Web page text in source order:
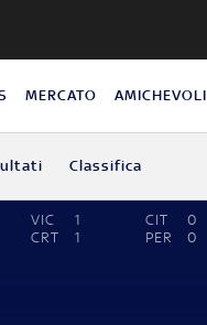
MERCATO AMICHEVOLI
Classifica
VIC
1
CRT
1
CIT
0
PER
0